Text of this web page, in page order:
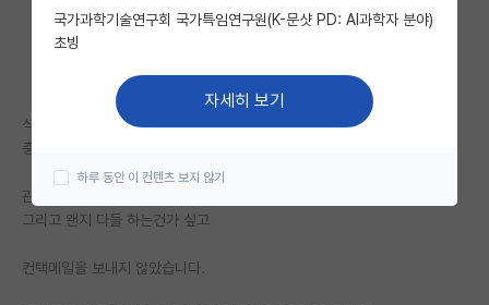
미국 유학 게시판
미국 대학원 합격 후기 게시판
대학원생 모집 게시판
연구실(PI) 홍보 게시판
식품공학에 관심있고
충남대 공주대 1순위로 가고자합니다.
관종같고 안보실거같고 자신감이 너무 없어서
그리고 왠지 다들 하는건가 싶고
컨택메일을 보내지 않았습니다.
국가과학기술연구회 국가특임연구원(K-문샷 PD: AI과학자 분야)
초빙
자세히 보기
하루 동안 이 컨텐츠 보지 않기